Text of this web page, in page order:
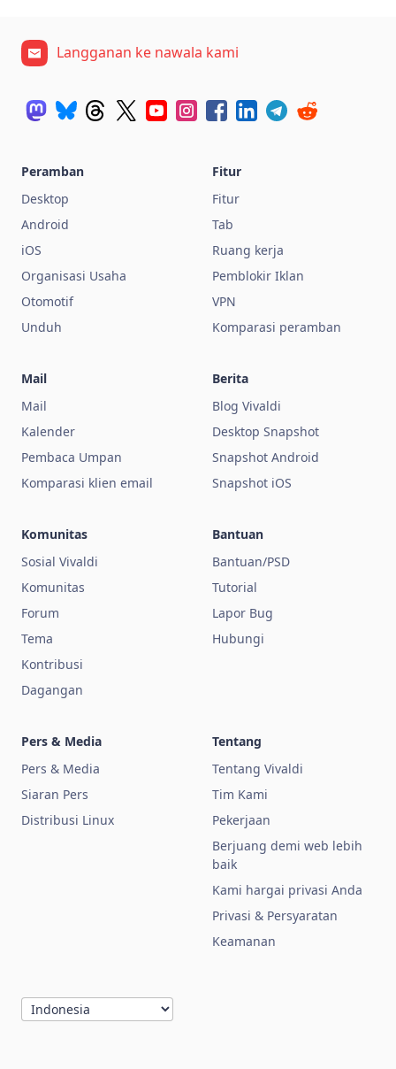
Langganan ke nawala kami
Peramban
Desktop
Android
iOS
Organisasi Usaha
Otomotif
Unduh
Fitur
Fitur
Tab
Ruang kerja
Pemblokir Iklan
VPN
Komparasi peramban
Mail
Mail
Kalender
Pembaca Umpan
Komparasi klien email
Berita
Blog Vivaldi
Desktop Snapshot
Snapshot Android
Snapshot iOS
Komunitas
Sosial Vivaldi
Komunitas
Forum
Tema
Kontribusi
Dagangan
Bantuan
Bantuan/PSD
Tutorial
Lapor Bug
Hubungi
Pers & Media
Pers & Media
Siaran Pers
Distribusi Linux
Tentang
Tentang Vivaldi
Tim Kami
Pekerjaan
Berjuang demi web lebih
baik
Kami hargai privasi Anda
Privasi & Persyaratan
Keamanan